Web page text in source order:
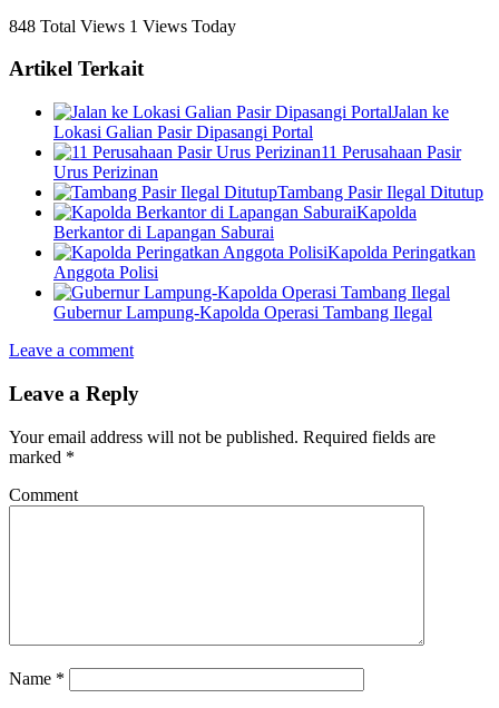
848 Total Views 1 Views Today
Artikel Terkait
Jalan ke
Lokasi Galian Pasir Dipasangi Portal
11 Perusahaan Pasir
Urus Perizinan
Tambang Pasir Ilegal Ditutup
Kapolda
Berkantor di Lapangan Saburai
Kapolda Peringatkan
Anggota Polisi
Gubernur Lampung-Kapolda Operasi Tambang Ilegal
Leave a comment
Leave a Reply
Your email address will not be published. Required fields are
marked *
Comment
Name *